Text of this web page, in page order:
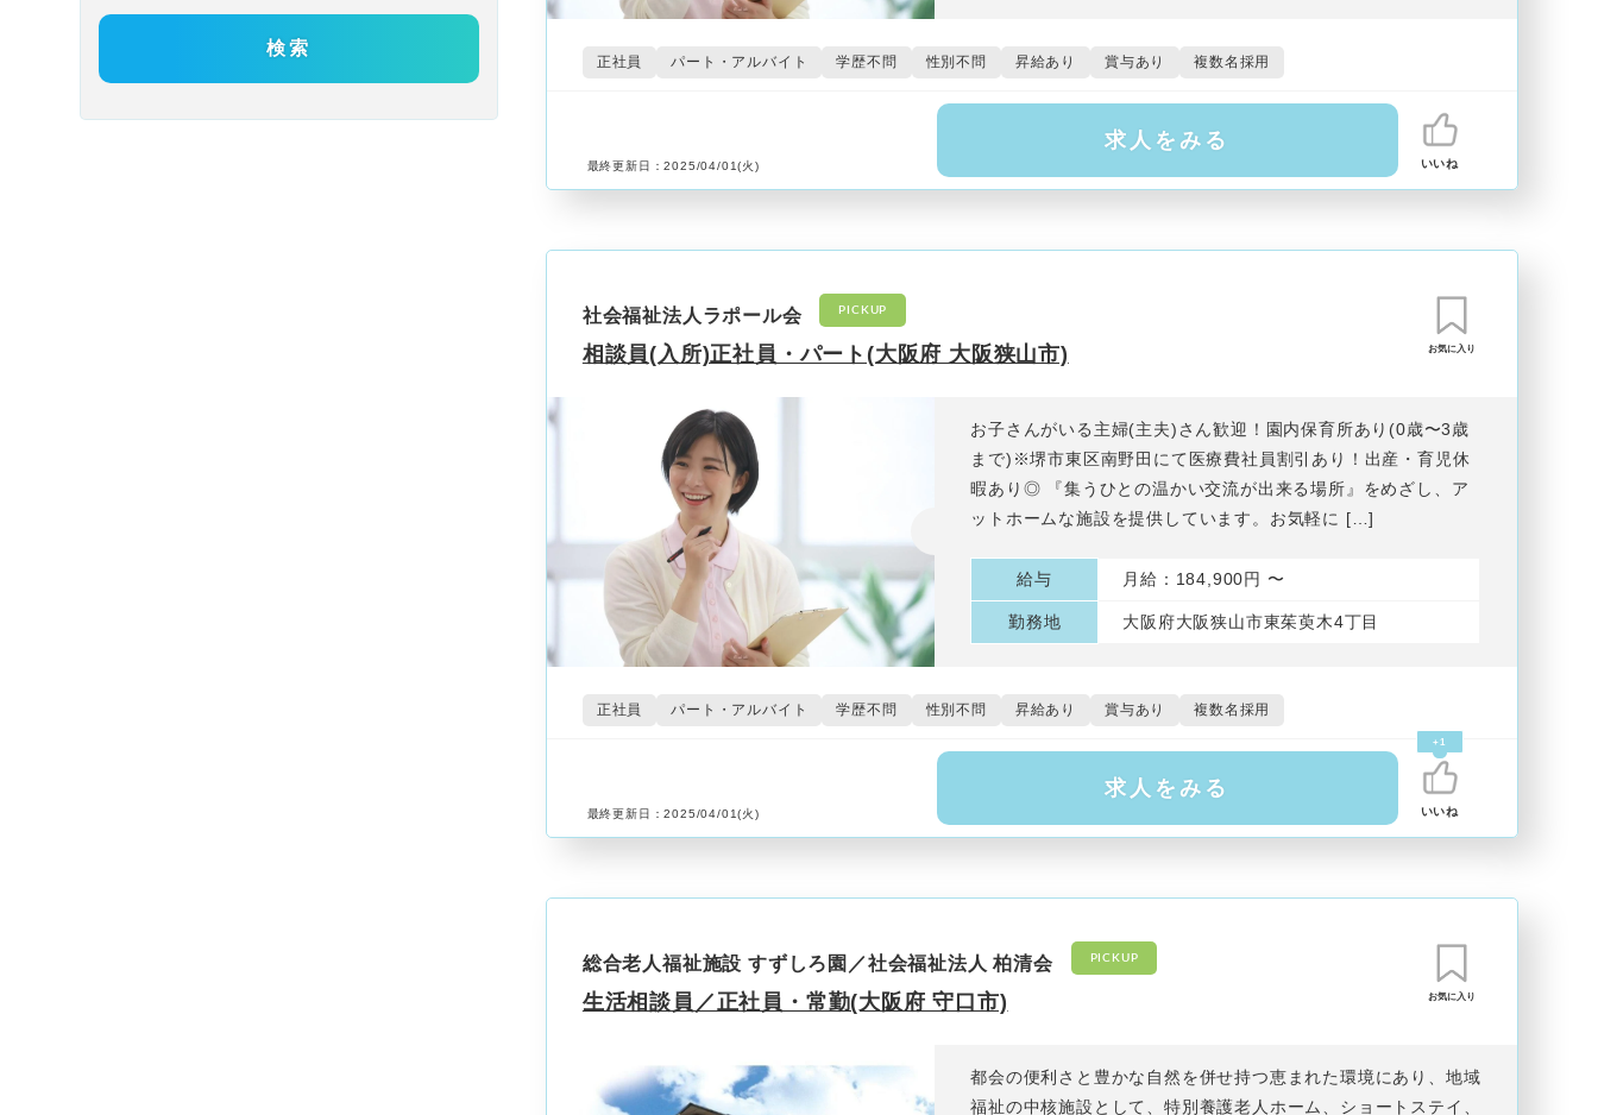
正社員 パート・アルバイト 学歴不問 性別不問 昇給あり 賞与あり 複数名採用
最終更新日：2025/04/01(火)
求人をみる
いいね
社会福祉法人ラポール会 PICKUP
相談員(入所)正社員・パート(大阪府 大阪狭山市) お気に入り
正社員 パート・アルバイト 学歴不問 性別不問 昇給あり 賞与あり 複数名採用
お子さんがいる主婦(主夫)さん歓迎！園内保育所あり(0歳〜3歳
まで)※堺市東区南野田にて医療費社員割引あり！出産・育児休
暇あり◎ 『集うひとの温かい交流が出来る場所』をめざし、ア
ットホームな施設を提供しています。お気軽に […]
給与 月給：184,900円 〜
勤務地 大阪府大阪狭山市東茱萸木4丁目
最終更新日：2025/04/01(火)
求人をみる
+1
いいね
総合老人福祉施設 すずしろ園／社会福祉法人 柏清会 PICKUP
生活相談員／正社員・常勤(大阪府 守口市) お気に入り
都会の便利さと豊かな自然を併せ持つ恵まれた環境にあり、地域
福祉の中核施設として、特別養護老人ホーム、ショートステイ、
検索